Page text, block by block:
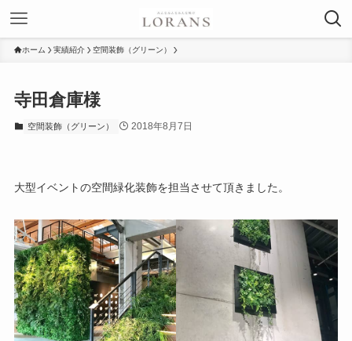
ホーム 実績紹介 空間装飾（グリーン）
寺田倉庫様
空間装飾（グリーン） 2018年8月7日
大型イベントの空間緑化装飾を担当させて頂きました。